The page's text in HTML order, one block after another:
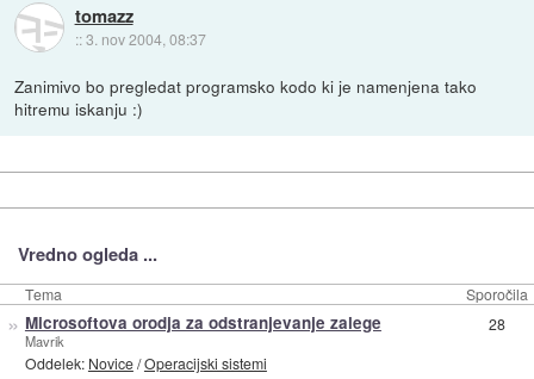
tomazz
::3. nov 2004, 08:37
Zanimivo bo pregledat programsko kodo ki je namenjena tako
hitremu iskanju :)
Vredno ogleda ...
Tema Sporočila
» Microsoftova orodja za odstranjevanje zalege
Mavrik
Oddelek: Novice/Operacijski sistemi
28